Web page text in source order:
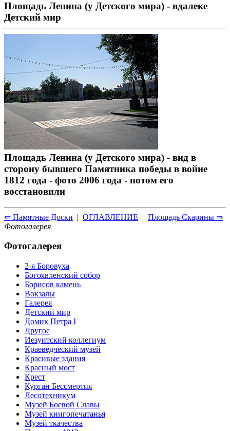
Площадь Ленина (у Детского мира) - вдалеке
Детский мир
Площадь Ленина (у Детского мира) - вид в
сторону бывшего Памятника победы в войне
1812 года - фото 2006 года - потом его
восстановили
⇐ Памятные Доски | ОГЛАВЛЕНИЕ | Площадь Скарины ⇒
Фотогалерея
Фотогалерея
2-я Боровуха
Богоявленский собор
Борисов камень
Вокзалы
Галерея
Детский мир
Домик Петра I
Другое
Иезуитский коллегиум
Краеведческий музей
Красивые здания
Красный мост
Крест
Курган Бессмертия
Лесотехникум
Музей Боевой Славы
Музей книгопечатанья
Музей ткачества